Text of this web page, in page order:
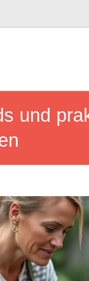
und